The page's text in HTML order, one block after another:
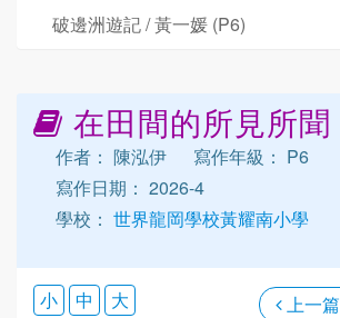
破邊洲遊記 / 黃一媛 (P6)
在田間的所見所聞
作者： 陳泓伊
寫作年級： P6
寫作日期： 2026-4
學校： 世界龍岡學校黃耀南小學
上一篇
小 中 大